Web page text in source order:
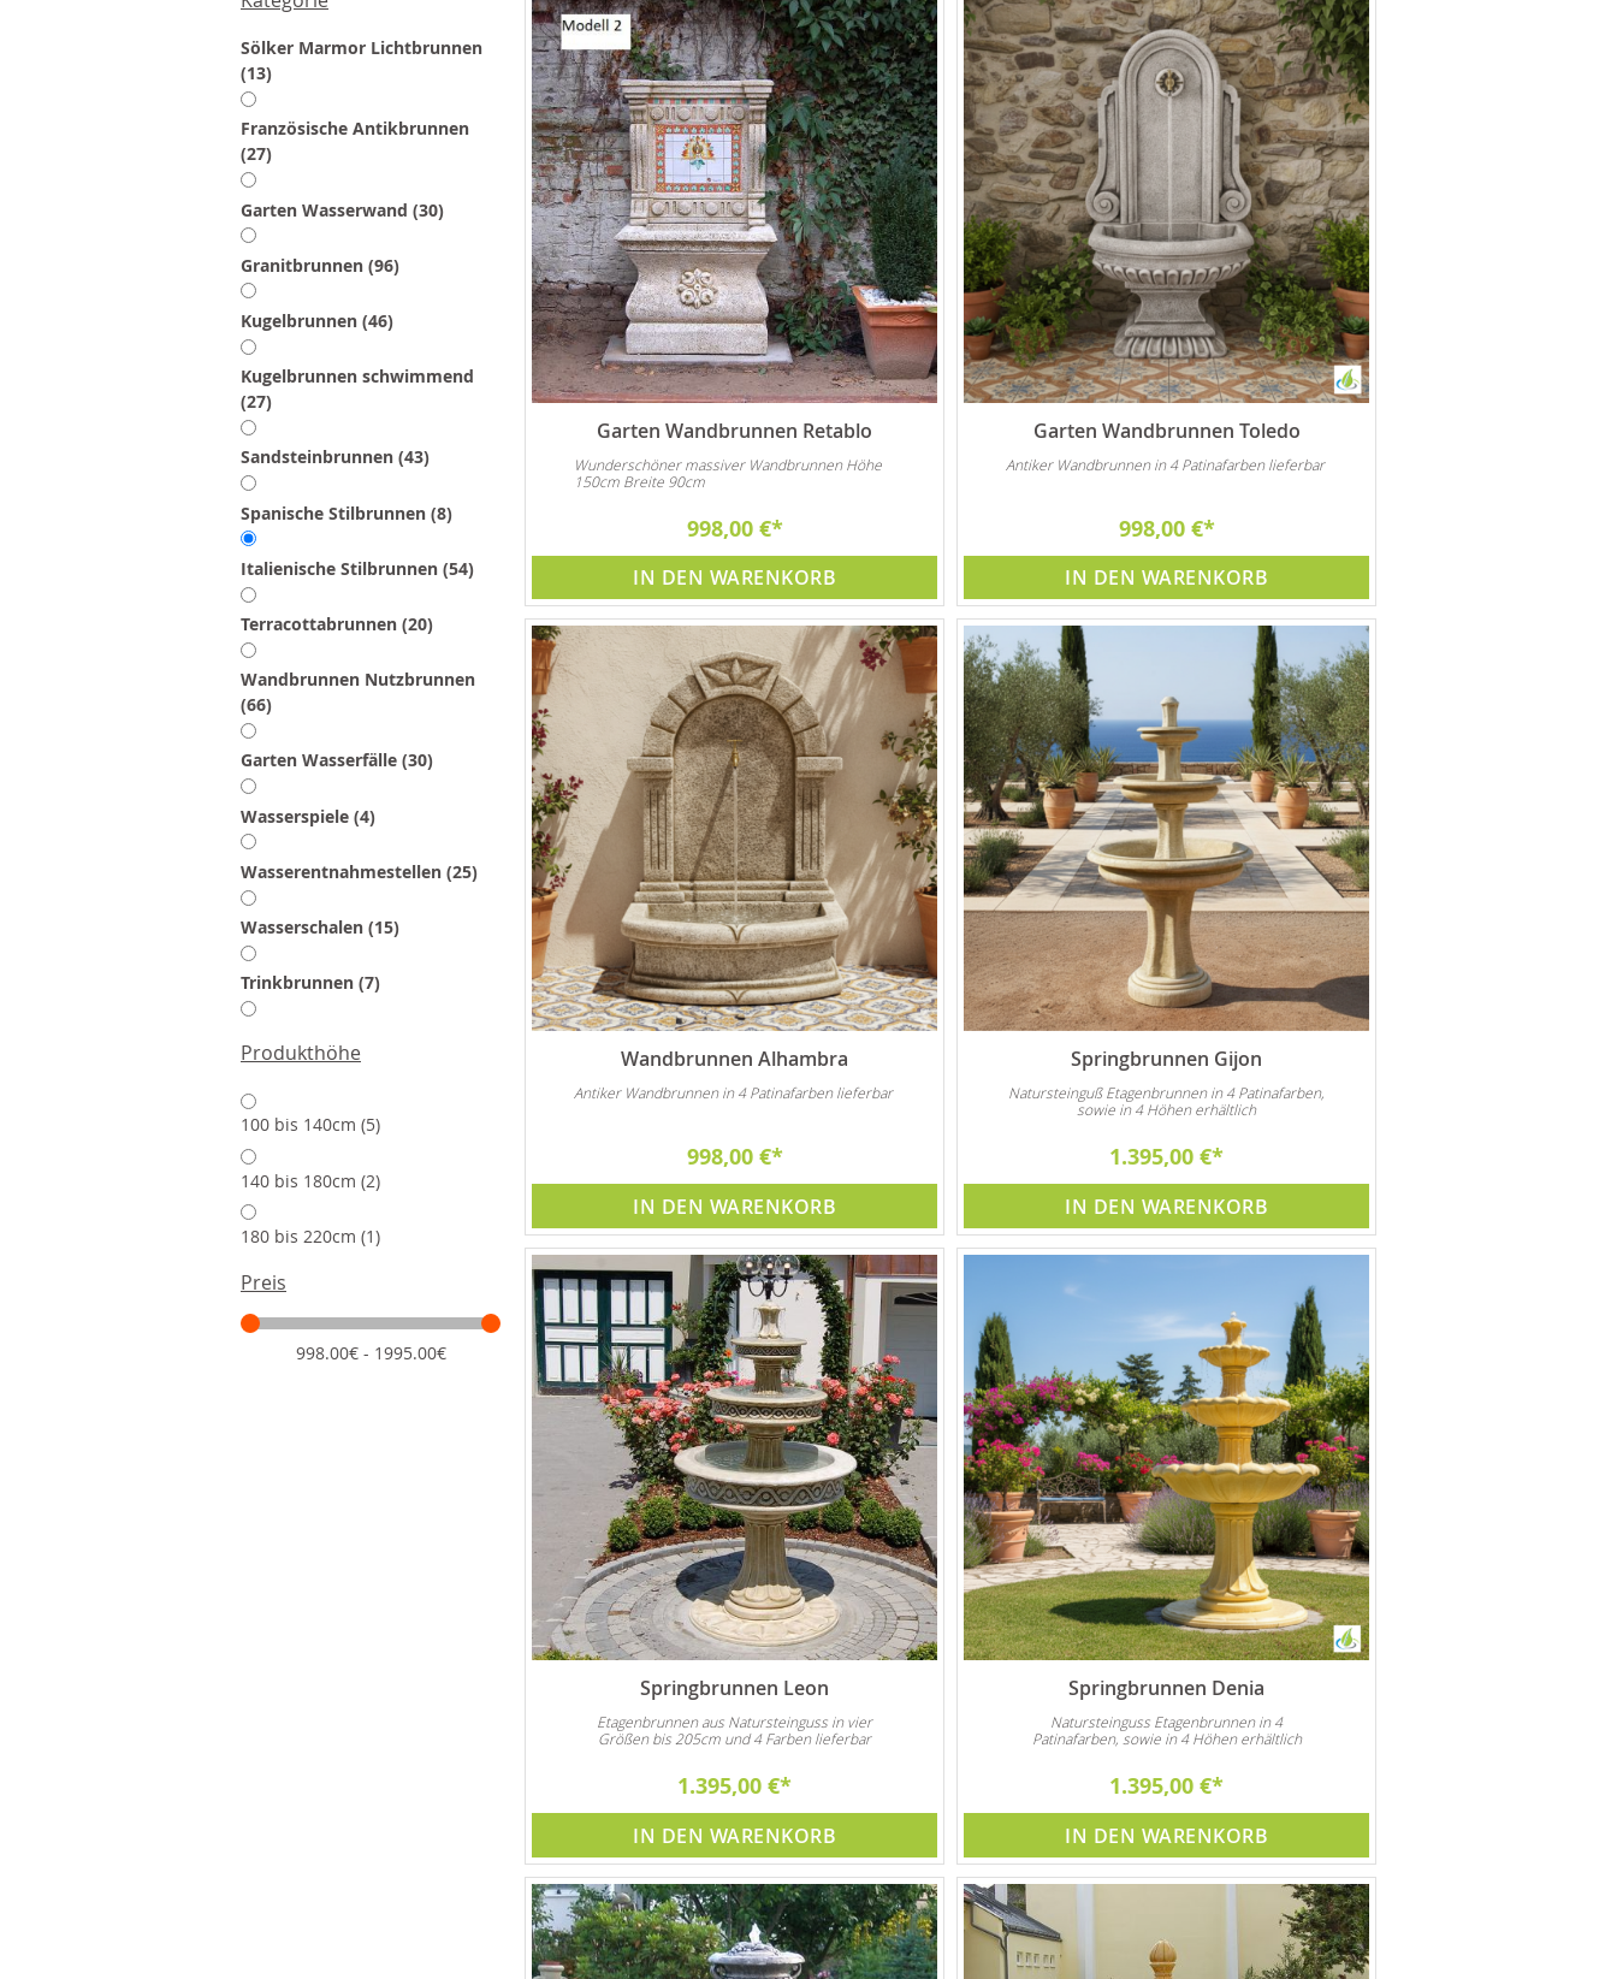
Reihenfolge
Garten Wandbrunnen Retablo
Wunderschöner massiver Wandbrunnen Höhe
150cm Breite 90cm
998,00 €
IN DEN WARENKORB
Garten Wandbrunnen Toledo
Antiker Wandbrunnen in 4 Patinafarben lieferbar
998,00 €
IN DEN WARENKORB
Wandbrunnen Alhambra
Antiker Wandbrunnen in 4 Patinafarben lieferbar
998,00 €
IN DEN WARENKORB
Springbrunnen Gijon
Natursteinguß Etagenbrunnen in 4 Patinafarben,
sowie in 4 Höhen erhältlich
1.395,00 €
IN DEN WARENKORB
Springbrunnen Leon
Etagenbrunnen aus Natursteinguss in vier
Größen bis 205cm und 4 Farben lieferbar
1.395,00 €
IN DEN WARENKORB
Springbrunnen Denia
Natursteinguss Etagenbrunnen in 4
Patinafarben, sowie in 4 Höhen erhältlich
1.395,00 €
IN DEN WARENKORB
Sölker Marmor Lichtbrunnen
13Artikel
Französische Antikbrunnen
27Artikel
Garten Wasserwand 30Artikel
Granitbrunnen 96Artikel
Kugelbrunnen 46Artikel
Kugelbrunnen schwimmend
27Artikel
Sandsteinbrunnen 43Artikel
Spanische Stilbrunnen 8Artikel
Italienische Stilbrunnen 54Artikel
Terracottabrunnen 20Artikel
Wandbrunnen Nutzbrunnen
66Artikel
Garten Wasserfälle 30Artikel
Wasserspiele 4Artikel
Wasserentnahmestellen 25Artikel
Wasserschalen 15Artikel
Trinkbrunnen 7Artikel
Produkthöhe
100 bis 140cm 5Artikel
140 bis 180cm 2Artikel
180 bis 220cm 1Artikel
Preis
998.00€ - 1995.00€